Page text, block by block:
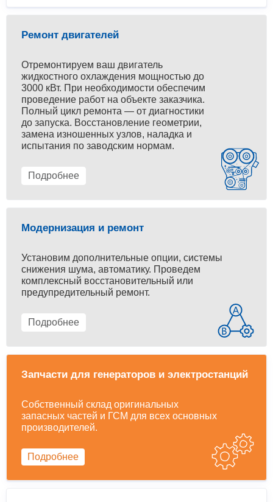
Ремонт двигателей
Отремонтируем ваш двигатель
жидкостного охлаждения мощностью до
3000 кВт. При необходимости обеспечим
проведение работ на объекте заказчика.
Полный цикл ремонта — от диагностики
до запуска. Восстановление геометрии,
замена изношенных узлов, наладка и
испытания по заводским нормам.
Подробнее
Модернизация и ремонт
Установим дополнительные опции, системы
снижения шума, автоматику. Проведем
комплексный восстановительный или
предупредительный ремонт.
Подробнее
Запчасти для генераторов и электростанций
Собственный склад оригинальных
запасных частей и ГСМ для всех основных
производителей.
Подробнее